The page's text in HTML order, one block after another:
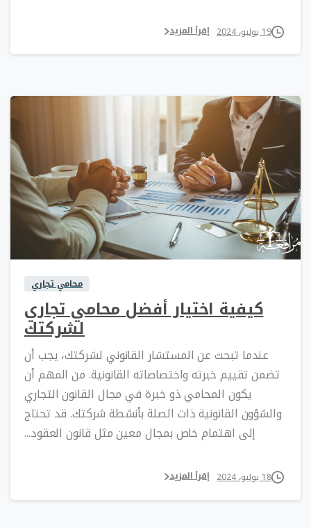
19 يوليو، 2024 إقرأ المزيد
0
0
محامي تجاري
كيفية اختيار أفضل محامي تجاري
لشركتك
عندما تبحث عن المستشار القانوني لشركتك، يجب أن
تضمن تقييم خبرته واختصاصاته القانونية. من المهم أن
يكون المحامي ذو خبرة في مجال القانون التجاري
والشؤون القانونية ذات الصلة بأنشطة شركتك. قد تحتاج
إلى اهتمام خاص بمجال معين مثل قانون العقود...
18 يوليو، 2024 إقرأ المزيد